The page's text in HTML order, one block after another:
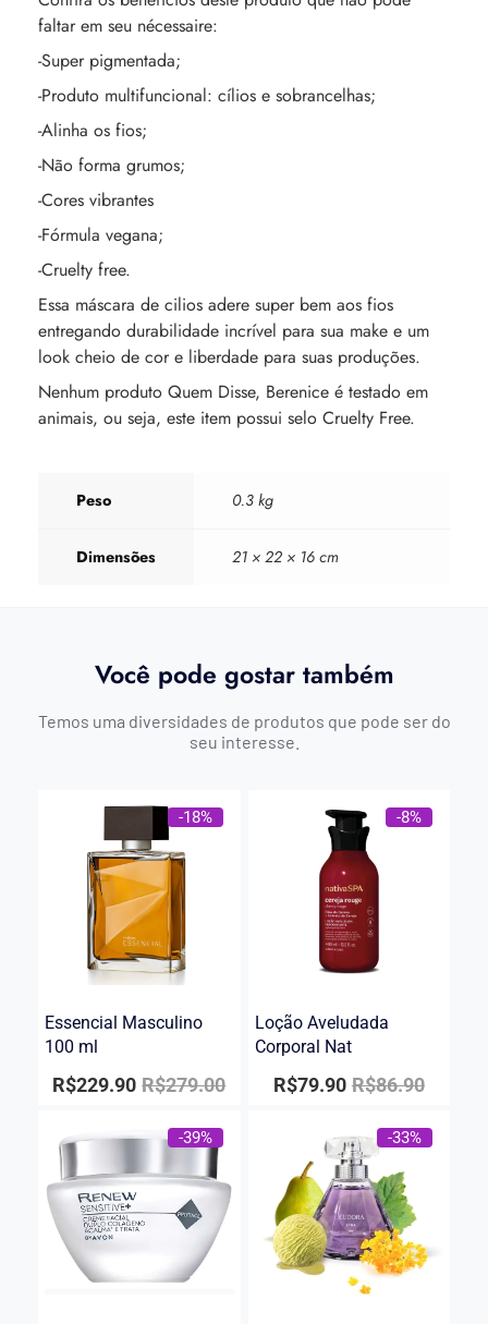
faltar em seu nécessaire:
-Super pigmentada;
-Produto multifuncional: cílios e sobrancelhas;
-Alinha os fios;
-Não forma grumos;
-Cores vibrantes
-Fórmula vegana;
-Cruelty free.
Essa máscara de cilios adere super bem aos fios
entregando durabilidade incrível para sua make e um
look cheio de cor e liberdade para suas produções.
Nenhum produto Quem Disse, Berenice é testado em
animais, ou seja, este item possui selo Cruelty Free.
Peso 0.3 kg
Dimensões 21 × 22 × 16 cm
Você pode gostar também
Temos uma diversidades de produtos que pode ser do
seu interesse.
-18%
Essencial Masculino
100 ml
R$279.00
R$229.90
-8%
Loção Aveludada
Corporal Nat
R$86.90
R$79.90
-39% -33%